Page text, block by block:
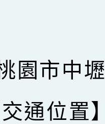
園市中
交通位置